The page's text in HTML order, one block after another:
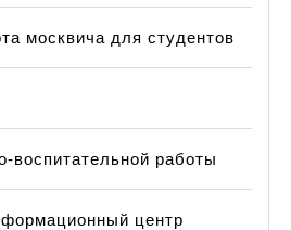
москвича для студентов
воспитательной работы
центр